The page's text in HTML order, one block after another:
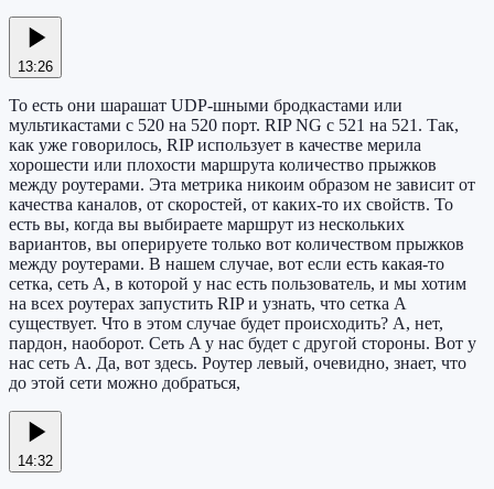
13:26
То есть они шарашат UDP-шными бродкастами или
мультикастами с 520 на 520 порт. RIP NG с 521 на 521. Так,
как уже говорилось, RIP использует в качестве мерила
хорошести или плохости маршрута количество прыжков
между роутерами. Эта метрика никоим образом не зависит от
качества каналов, от скоростей, от каких-то их свойств. То
есть вы, когда вы выбираете маршрут из нескольких
вариантов, вы оперируете только вот количеством прыжков
между роутерами. В нашем случае, вот если есть какая-то
сетка, сеть A, в которой у нас есть пользователь, и мы хотим
на всех роутерах запустить RIP и узнать, что сетка A
существует. Что в этом случае будет происходить? А, нет,
пардон, наоборот. Сеть A у нас будет с другой стороны. Вот у
нас сеть A. Да, вот здесь. Роутер левый, очевидно, знает, что
до этой сети можно добраться,
14:32